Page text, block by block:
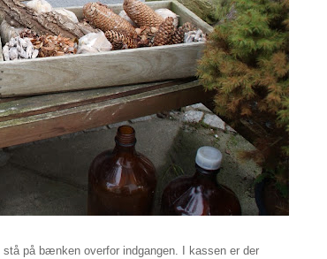
på bænken overfor indgangen. I kassen er der